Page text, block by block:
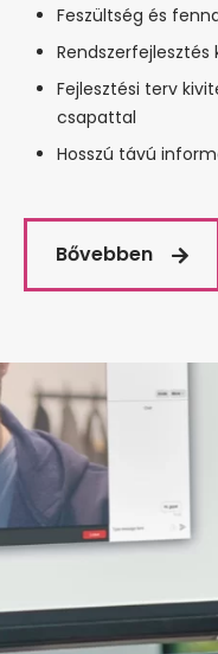
Feszültség és
Fejlesztési terv
csapattal
Hosszú távú
Bővebben